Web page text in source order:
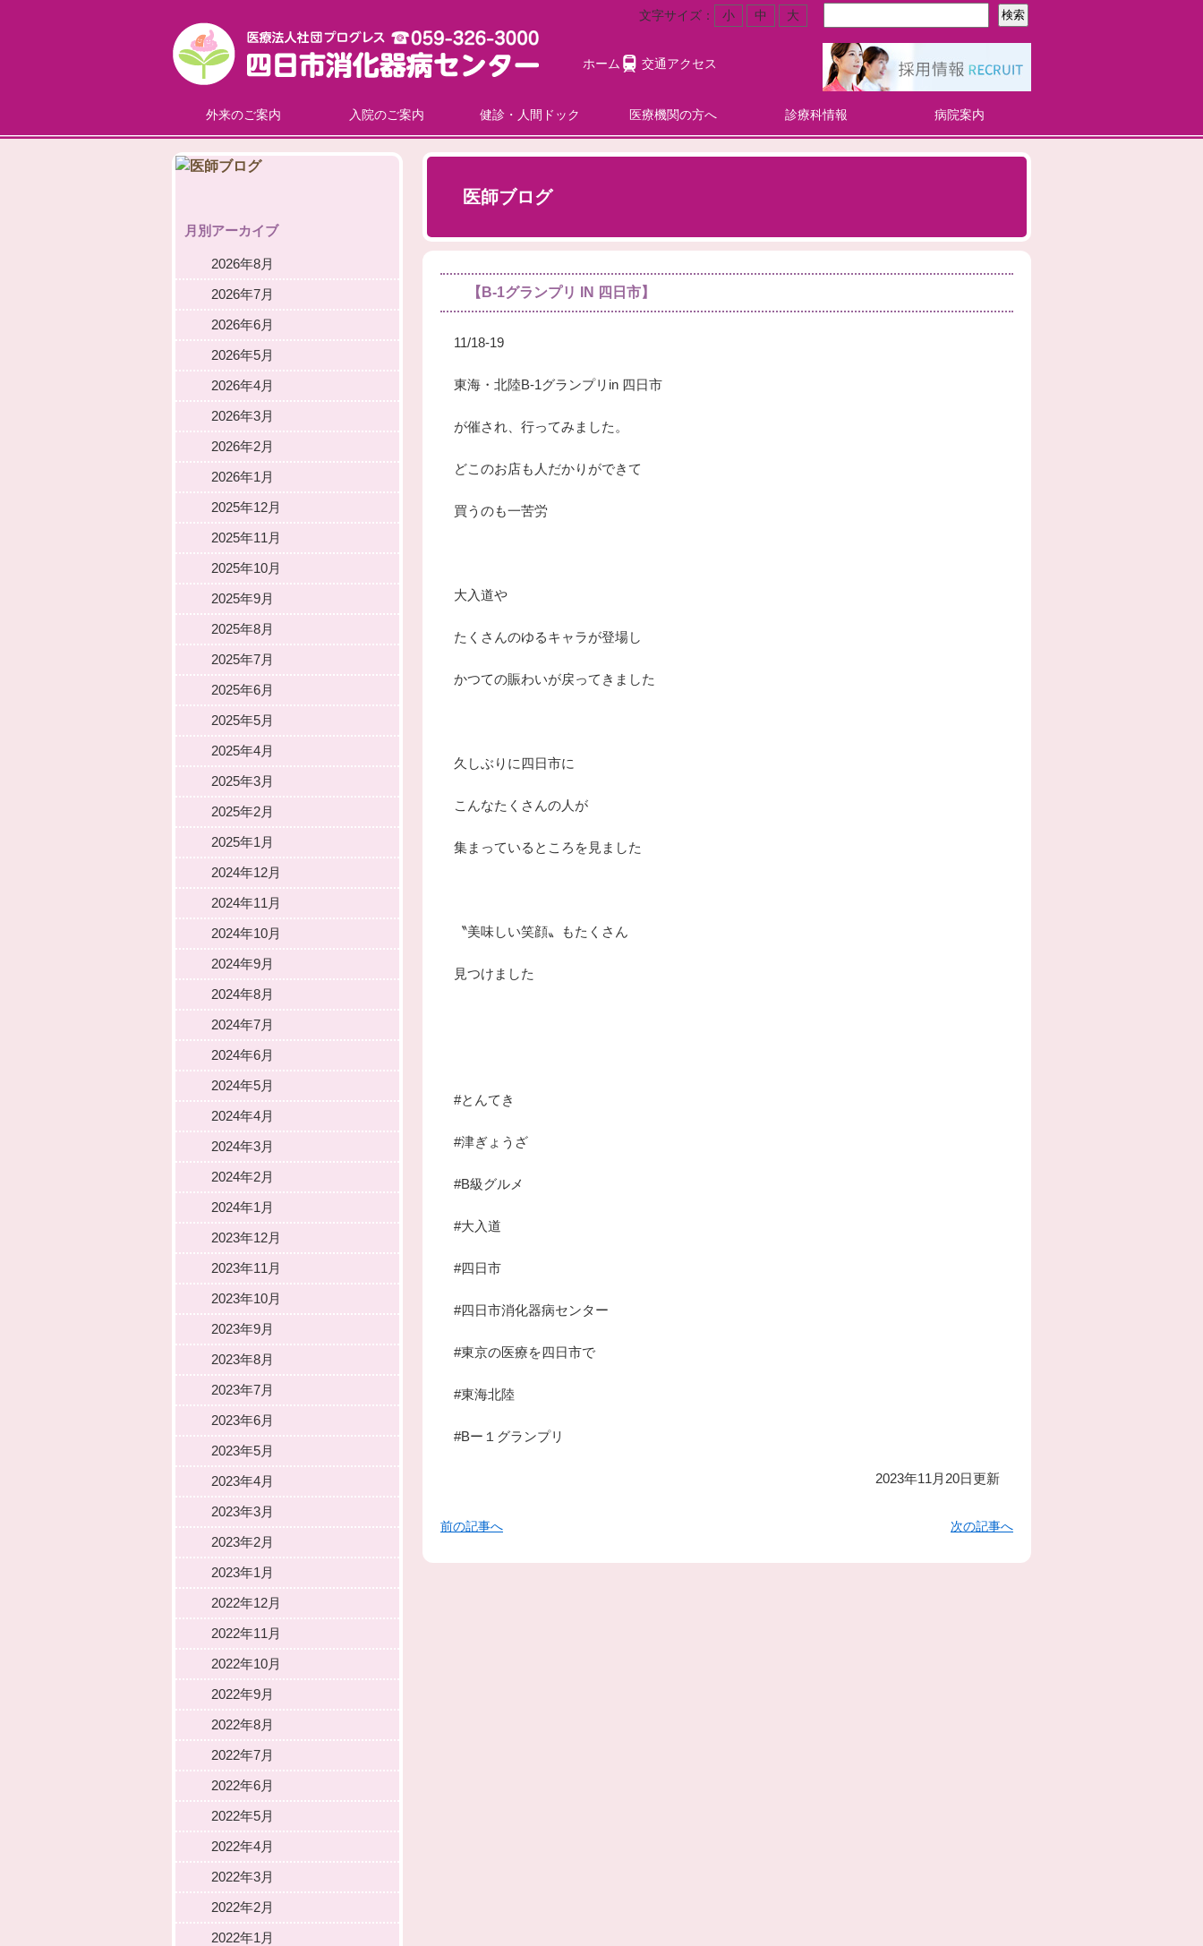
文字サイズ： 小 中 大
ホーム 交通アクセス
外来のご案内 入院のご案内 健診・人間ドック 医療機関の方へ 診療科情報 病院案内
医師ブログ
【B-1グランプリ IN 四日市】
11/18-19
東海・北陸B-1グランプリin 四日市
が催され、行ってみました。
どこのお店も人だかりができて
買うのも一苦労
大入道や
たくさんのゆるキャラが登場し
かつての賑わいが戻ってきました
久しぶりに四日市に
こんなたくさんの人が
集まっているところを見ました
〝美味しい笑顔〟もたくさん
見つけました
#とんてき
#津ぎょうざ
#B級グルメ
#大入道
#四日市
#四日市消化器病センター
#東京の医療を四日市で
#東海北陸
#Bー１グランプリ
2023年11月20日更新
前の記事へ 次の記事へ
月別アーカイブ
2026年8月
2026年7月
2026年6月
2026年5月
2026年4月
2026年3月
2026年2月
2026年1月
2025年12月
2025年11月
2025年10月
2025年9月
2025年8月
2025年7月
2025年6月
2025年5月
2025年4月
2025年3月
2025年2月
2025年1月
2024年12月
2024年11月
2024年10月
2024年9月
2024年8月
2024年7月
2024年6月
2024年5月
2024年4月
2024年3月
2024年2月
2024年1月
2023年12月
2023年11月
2023年10月
2023年9月
2023年8月
2023年7月
2023年6月
2023年5月
2023年4月
2023年3月
2023年2月
2023年1月
2022年12月
2022年11月
2022年10月
2022年9月
2022年8月
2022年7月
2022年6月
2022年5月
2022年4月
2022年3月
2022年2月
2022年1月